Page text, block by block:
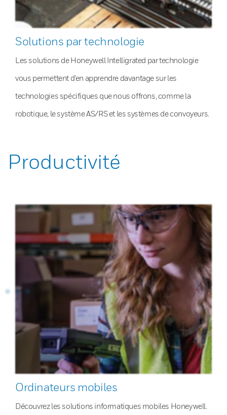
Solutions par technologie
Les solutions de Honeywell Intelligrated par technologie
vous permettent d’en apprendre davantage sur les
technologies spécifiques que nous offrons, comme la
robotique, le système AS/RS et les systèmes de convoyeurs.
Productivité
Ordinateurs mobiles
Découvrez les solutions informatiques mobiles Honeywell.